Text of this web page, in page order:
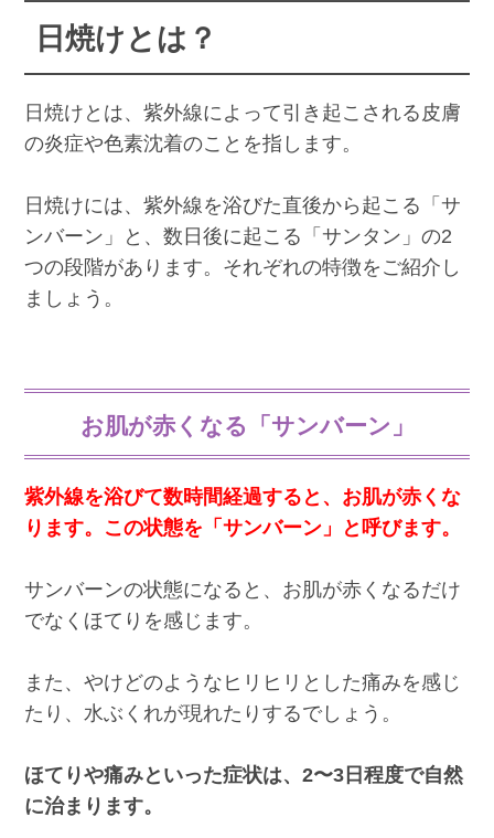
日焼けとは？
日焼けとは、紫外線によって引き起こされる皮膚
の炎症や色素沈着のことを指します。
日焼けには、紫外線を浴びた直後から起こる「サ
ンバーン」と、数日後に起こる「サンタン」の2
つの段階があります。それぞれの特徴をご紹介し
ましょう。
お肌が赤くなる「サンバーン」
紫外線を浴びて数時間経過すると、お肌が赤くな
ります。この状態を「サンバーン」と呼びます。
サンバーンの状態になると、お肌が赤くなるだけ
でなくほてりを感じます。
また、やけどのようなヒリヒリとした痛みを感じ
たり、水ぶくれが現れたりするでしょう。
ほてりや痛みといった症状は、2〜3日程度で自然
に治まります。